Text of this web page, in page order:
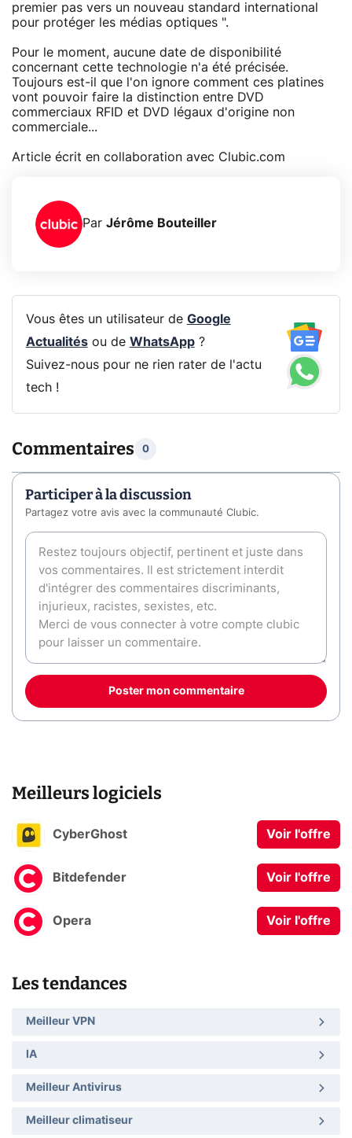
premier pas vers un nouveau standard international
pour protéger les médias optiques ".
Pour le moment, aucune date de disponibilité
concernant cette technologie n'a été précisée.
Toujours est-il que l'on ignore comment ces platines
vont pouvoir faire la distinction entre DVD
commerciaux RFID et DVD légaux d'origine non
commerciale...
Article écrit en collaboration avec Clubic.com
Par Jérôme Bouteiller
Vous êtes un utilisateur de Google
Actualitésou de WhatsApp?
Suivez-nous pour ne rien rater de l'actu
tech !
Commentaires 0
Participer à la discussion
Partagez votre avis avec la communauté Clubic.
Poster mon commentaire
Meilleurs logiciels
CyberGhost Voir l'offre
Bitdefender Voir l'offre
Opera Voir l'offre
Les tendances
Meilleur VPN
IA
Meilleur Antivirus
Meilleur climatiseur